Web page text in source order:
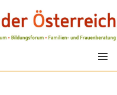
MENÜ